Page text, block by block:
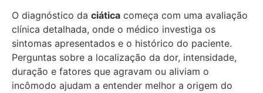
O diagnóstico da ciática começa com uma avaliação
clínica detalhada, onde o médico investiga os
sintomas apresentados e o histórico do paciente.
Perguntas sobre a localização da dor, intensidade,
duração e fatores que agravam ou aliviam o
incômodo ajudam a entender melhor a origem do